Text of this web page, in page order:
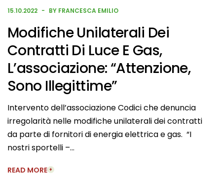
15.10.2022 BY FRANCESCA EMILIO
Modifiche Unilaterali Dei
Contratti Di Luce E Gas,
L’associazione: “Attenzione,
Sono Illegittime”
Intervento dell’associazione Codici che denuncia
irregolarità nelle modifiche unilaterali dei contratti
da parte di fornitori di energia elettrica e gas. “I
nostri sportelli –…
READ MORE